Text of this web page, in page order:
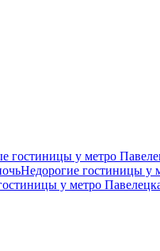
гостиницы у метро
Недорогие гостиницы у
у метро